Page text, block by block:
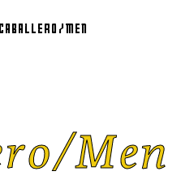
men
men